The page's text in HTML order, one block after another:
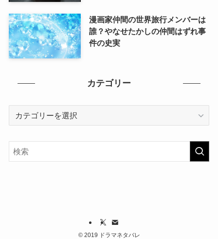
漫画家仲間の世界旅行メンバーは
誰？やなせたかしの仲間はずれ事
件の史実
カテゴリー
リ
ー
©2019 ドラマネタバレ